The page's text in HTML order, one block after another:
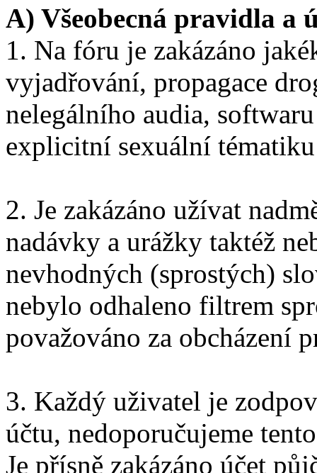
A) Všeobecná pravidla a
1. Na fóru je zakázáno
vyjadřování, propagace
nelegálního audia,
explicitní sexuální
2. Je zakázáno užívat
nadávky a urážky taktéž
nevhodných (sprostých)
nebylo odhaleno filtrem
považováno za obcházení
3. Každý uživatel je
účtu, nedoporučujeme
Je přísně zakázáno účet